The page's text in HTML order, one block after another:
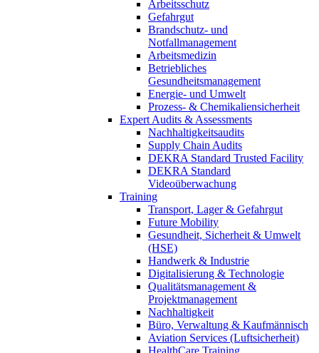
Arbeitsschutz
Gefahrgut
Brandschutz- und
Notfallmanagement
Arbeitsmedizin
Betriebliches
Gesundheitsmanagement
Energie- und Umwelt
Prozess- & Chemikaliensicherheit
Expert Audits & Assessments
Nachhaltigkeitsaudits
Supply Chain Audits
DEKRA Standard Trusted Facility
DEKRA Standard
Videoüberwachung
Training
Transport, Lager & Gefahrgut
Future Mobility
Gesundheit, Sicherheit & Umwelt
(HSE)
Handwerk & Industrie
Digitalisierung & Technologie
Qualitätsmanagement &
Projektmanagement
Nachhaltigkeit
Büro, Verwaltung & Kaufmännisch
Aviation Services (Luftsicherheit)
HealthCare Training